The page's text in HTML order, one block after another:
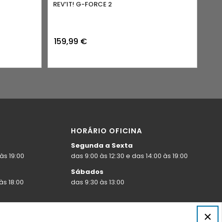
REV’IT! G-FORCE 2
159,99 €
19:00
18:00
HORÁRIO OFICINA
Segunda a Sexta
das 9:00 às 12:30 e das 14:00 às 19:00
Sábados
das 9:30 às 13:00
×